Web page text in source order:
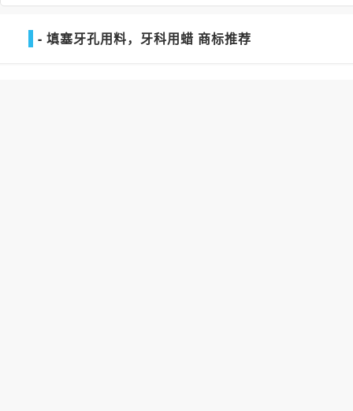
- 填塞牙孔用料，牙科用蜡 商标推荐